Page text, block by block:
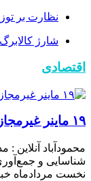
نظارت بر
شارژ کالابرگ
اقتصادی
۱۹ ماینر غیرمجاز در مازندران از مدار خارج شد
محمودآباد آنلاین
نخست مردادماه